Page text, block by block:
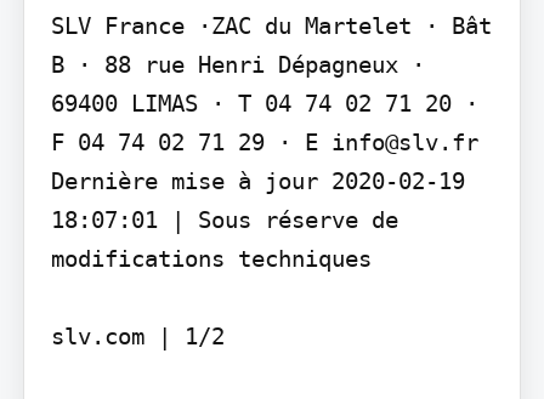
SLV France ·ZAC du Martelet · Bât
B · 88 rue Henri Dépagneux ·
69400 LIMAS · T 04 74 02 71 20 ·
F 04 74 02 71 29 · E info@slv.fr
Dernière mise à jour 2020-02-19
18:07:01 | Sous réserve de
modifications techniques
slv.com | 1/2